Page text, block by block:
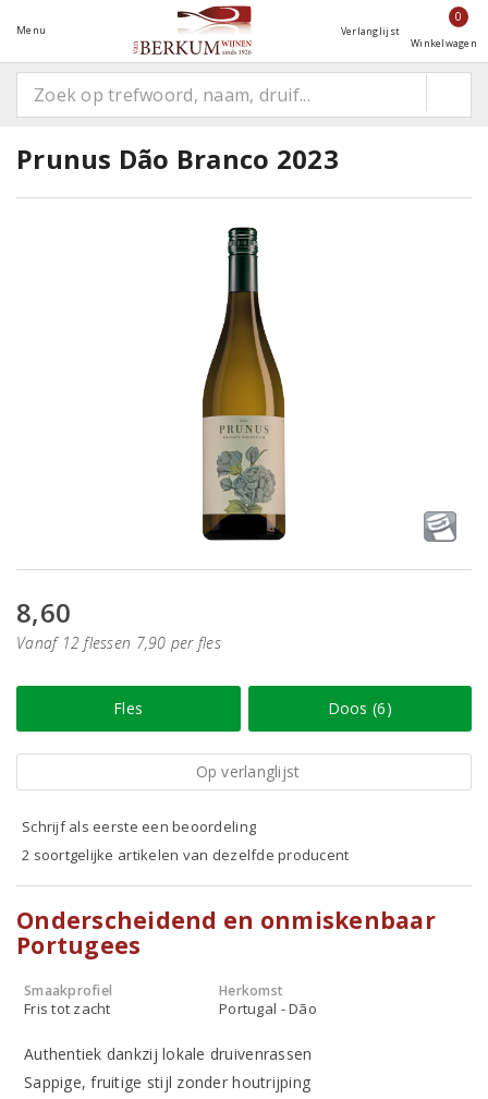
Menu Verlanglijst
0
Winkelwagen
Prunus Dão Branco 2023
8,60
Vanaf 12 flessen 7,90 per fles
Fles Doos (6)
Op verlanglijst
Schrijf als eerste een beoordeling
2 soortgelijke artikelen van dezelfde producent
Onderscheidend en onmiskenbaar
Portugees
Smaakprofiel
Fris tot zacht
Herkomst
Portugal - Dão
Authentiek dankzij lokale druivenrassen
Sappige, fruitige stijl zonder houtrijping